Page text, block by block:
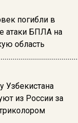
погибли в
атаки БПЛА на
область
Узбекистана
из России за